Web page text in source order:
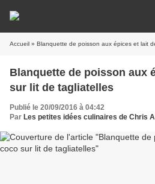
Accueil » Blanquette de poisson aux épices et lait
Blanquette de poisson aux
sur lit de tagliatelles
Publié le 20/09/2016 à 04:42
Par Les petites idées culinaires de Chris